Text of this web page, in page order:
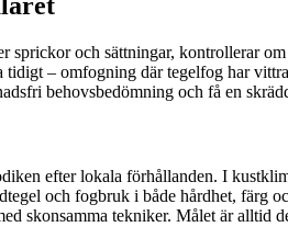
och sättningar, kontrollerar
– omfogning där tegelfog har
behovsbedömning och få en
efter lokala förhållanden. I
och fogbruk i både hårdhet, färg
skonsamma tekniker. Målet är alltid